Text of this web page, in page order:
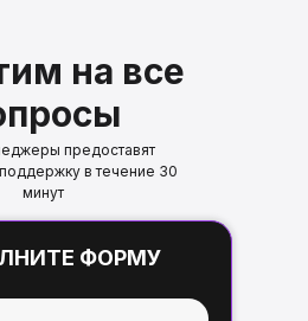
предоставят
в течение 30
минут
на все
ФОРМУ